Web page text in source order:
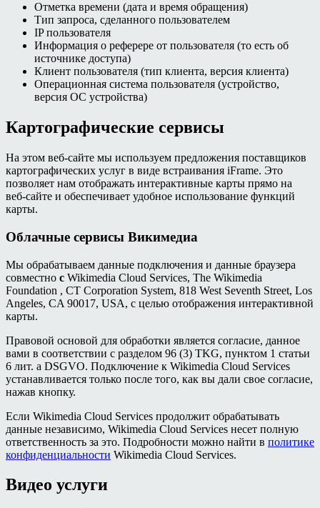
Отметка времени (дата и время обращения)
Тип запроса, сделанного пользователем
IP пользователя
Информация о реферере от пользователя (то есть об
источнике доступа)
Клиент пользователя (тип клиента, версия клиента)
Операционная система пользователя (устройство,
версия ОС устройства)
Картографические сервисы
На этом веб-сайте мы используем предложения поставщиков
картографических услуг в виде встраивания iFrame. Это
позволяет нам отображать интерактивные карты прямо на
веб-сайте и обеспечивает удобное использование функций
карты.
Облачные сервисы Викимедиа
Мы обрабатываем данные подключения и данные браузера
совместно с Wikimedia Cloud Services, The Wikimedia
Foundation , CT Corporation System, 818 West Seventh Street, Los
Angeles, CA 90017, USA, с целью отображения интерактивной
карты.
Правовой основой для обработки является согласие, данное
вами в соответствии с разделом 96 (3) TKG, пунктом 1 статьи
6 лит. а DSGVO. Подключение к Wikimedia Cloud Services
устанавливается только после того, как вы дали свое согласие,
нажав кнопку.
Если Wikimedia Cloud Services продолжит обрабатывать
данные независимо, Wikimedia Cloud Services несет полную
ответственность за это. Подробности можно найти в политике
конфиденциальности Wikimedia Cloud Services.
Видео услуги